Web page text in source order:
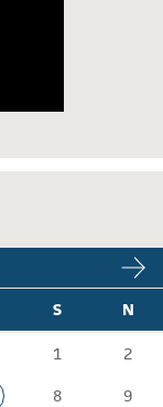
S N
1
2
8
9